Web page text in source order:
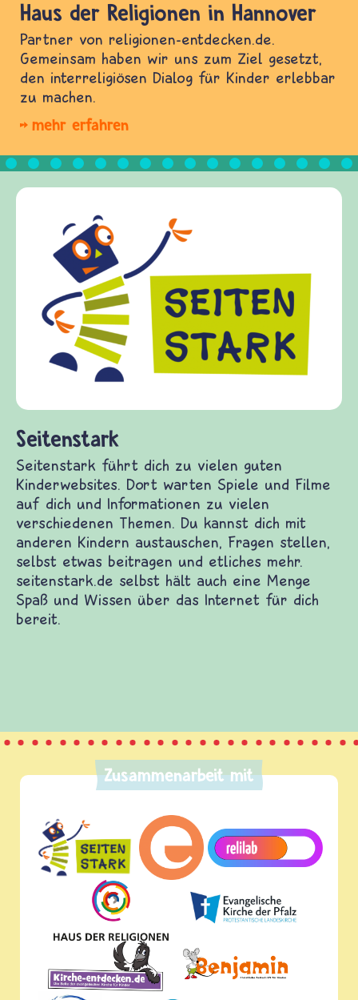
Haus der Religionen in Hannover
Partner von religionen-entdecken.de.
Gemeinsam haben wir uns zum Ziel gesetzt,
den interreligiösen Dialog für Kinder erlebbar
zu machen.
mehr erfahren
Frieden Fragen
frieden-fragen.de ist ein Internet-Angebot für
Kinder, Eltern und ErzieherInnen das zu
Fragen von Krieg und Frieden, Streit und
Gewalt informiert und einen Austausch zu
diesem Themenbereich ermöglicht. frieden-
fragen.de bietet Antworten auf wichtige
und Frieden, Streit und Gewalt.
Zusammenarbeit mit